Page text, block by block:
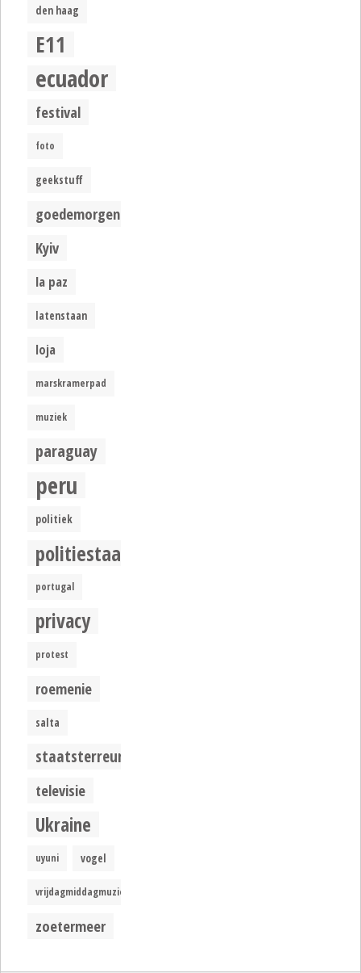
den haag
E11
ecuador
festival
foto
geekstuff
goedemorgen
Kyiv
la paz
latenstaan
loja
marskramerpad
muziek
paraguay
peru
politiek
politiestaat
portugal
privacy
protest
roemenie
salta
staatsterreur
televisie
Ukraine
uyuni vogel
vrijdagmiddagmuziek
zoetermeer